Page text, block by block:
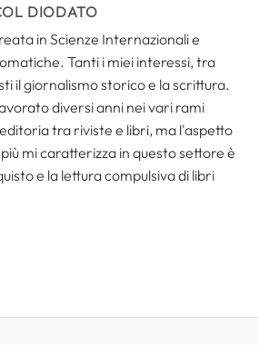
DIODATO
in Scienze Internazionali e
Tanti i miei interessi, tra
il giornalismo storico e la scrittura.
diversi anni nei vari rami
tra riviste e libri, ma l'aspetto
mi caratterizza in questo settore è
e la lettura compulsiva di libri